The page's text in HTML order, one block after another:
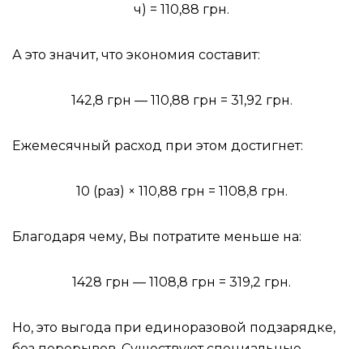
ч) = 110,88 грн.
А это значит, что экономия составит:
142,8 грн — 110,88 грн = 31,92 грн.
Ежемесячный расход при этом достигнет:
10 (раз) × 110,88 грн = 1108,8 грн.
Благодаря чему, Вы потратите меньше на:
1428 грн — 1108,8 грн = 319,2 грн.
Но, это выгода при единоразовой подзарядке,